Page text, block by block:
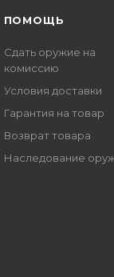
ПОМОЩЬ
Сдать оружие на
комиссию
Условия доставки
Гарантия на товар
Возврат товара
Наследование